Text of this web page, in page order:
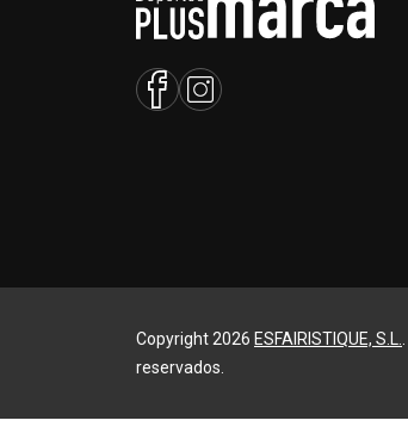
Copyright 2026 ESFAIRISTIQUE, S.L.
reservados.